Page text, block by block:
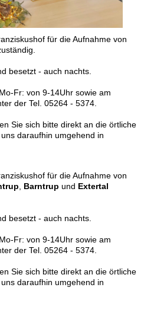
für die Aufnahme von
besetzt - auch nachts.
Fr: von 9-14Uhr sowie am
der Tel. 05264 - 5374.
Sie sich bitte direkt an die örtliche
daraufhin umgehend in
für die Aufnahme von
Barntrup und Extertal
besetzt - auch nachts.
Fr: von 9-14Uhr sowie am
der Tel. 05264 - 5374.
Sie sich bitte direkt an die örtliche
daraufhin umgehend in